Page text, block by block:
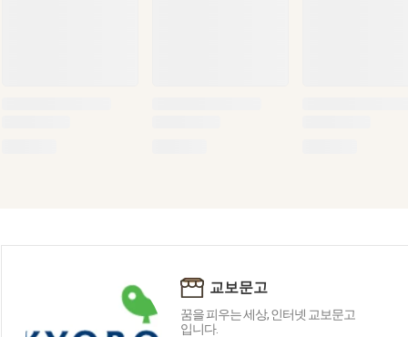
교보문고
꿈을 피우는 세상, 인터넷 교보문고
입니다.